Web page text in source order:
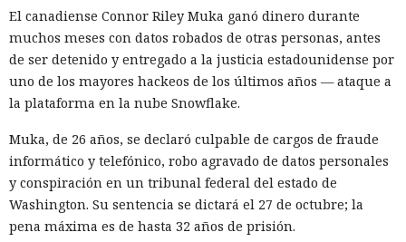
inverso. La Administración del Ciberespacio de China
anunció el inicio de una revisión de los productos de la
estadounidense Palo Alto Networks que se venden en el
territorio del país, citando riesgos para la infraestructura
informática crítica y la seguridad nacional.
El regulador no nombró productos concretos de la compañía
sujetos a revisión, no reveló la naturaleza de posibles
vulnerabilidades ni precisó qué medidas podrían seguir en
caso de detectarse incumplimientos.
La decisión se produjo en medio del empeoramiento de las
El canadiense Connor Riley Muka ganó dinero durante
muchos meses con datos robados de otras personas, antes
de ser detenido y entregado a la justicia estadounidense por
uno de los mayores hackeos de los últimos años — ataque a
la plataforma en la nube Snowflake.
Muka, de 26 años, se declaró culpable de cargos de fraude
informático y telefónico, robo agravado de datos personales
y conspiración en un tribunal federal del estado de
Washington. Su sentencia se dictará el 27 de octubre; la
pena máxima es de hasta 32 años de prisión.